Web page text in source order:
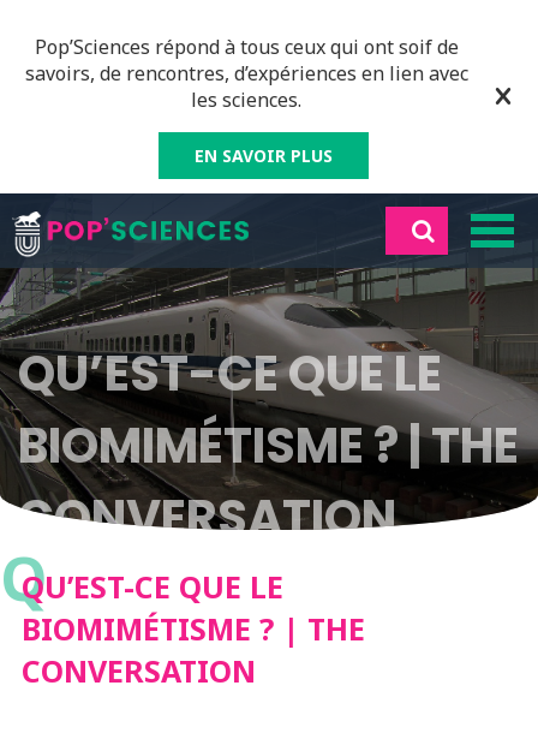
Pop’Sciences répond à tous ceux qui ont soif de
savoirs, de rencontres, d’expériences en lien avec
les sciences.
EN SAVOIR PLUS
QU’EST-CE QUE LE
BIOMIMÉTISME ? | THE
CONVERSATION
Q
QU’EST-CE QUE LE
BIOMIMÉTISME ? | THE
CONVERSATION